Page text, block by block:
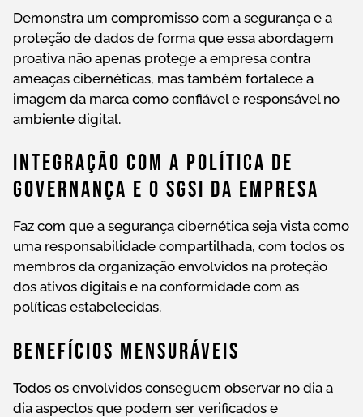
Demonstra um compromisso com a segurança e a
proteção de dados de forma que essa abordagem
proativa não apenas protege a empresa contra
ameaças cibernéticas, mas também fortalece a
imagem da marca como confiável e responsável no
ambiente digital.
Integração Com A Política De
Governança E O SGSI Da Empresa
Faz com que a segurança cibernética seja vista como
uma responsabilidade compartilhada, com todos os
membros da organização envolvidos na proteção
dos ativos digitais e na conformidade com as
políticas estabelecidas.
Benefícios Mensuráveis
Todos os envolvidos conseguem observar no dia a
dia aspectos que podem ser verificados e